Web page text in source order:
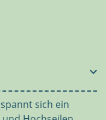
sich ein